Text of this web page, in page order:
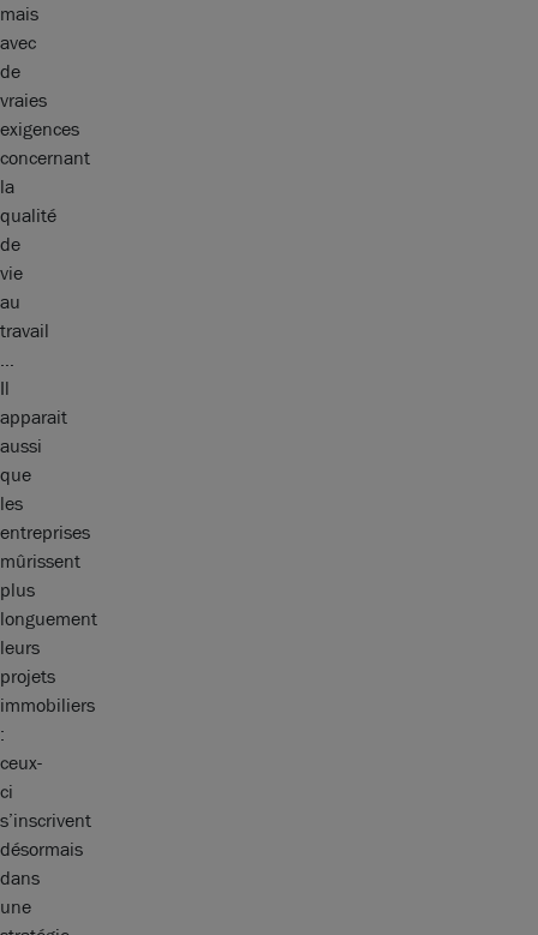
mais
avec
de
vraies
exigences
concernant
la
qualité
de
vie
au
travail
…
Il
apparait
aussi
que
les
entreprises
mûrissent
plus
longuement
leurs
projets
immobiliers
:
ceux-
ci
s’inscrivent
désormais
dans
une